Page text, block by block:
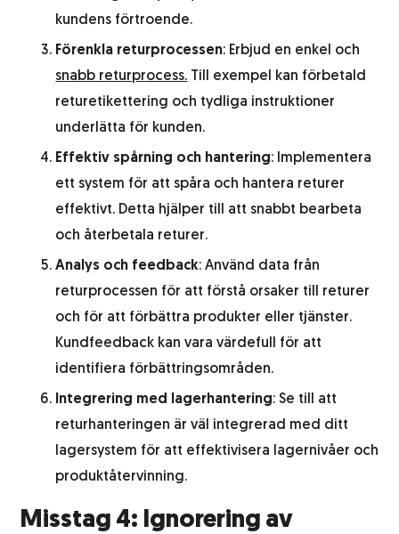
kundens förtroende.
Förenkla returprocessen: Erbjud en enkel och
snabb returprocess. Till exempel kan förbetald
returetikettering och tydliga instruktioner
underlätta för kunden.
Effektiv spårning och hantering: Implementera
ett system för att spåra och hantera returer
effektivt. Detta hjälper till att snabbt bearbeta
och återbetala returer.
Analys och feedback: Använd data från
returprocessen för att förstå orsaker till returer
och för att förbättra produkter eller tjänster.
Kundfeedback kan vara värdefull för att
identifiera förbättringsområden.
Integrering med lagerhantering: Se till att
returhanteringen är väl integrerad med ditt
lagersystem för att effektivisera lagernivåer och
produktåtervinning.
Misstag 4: Ignorering av